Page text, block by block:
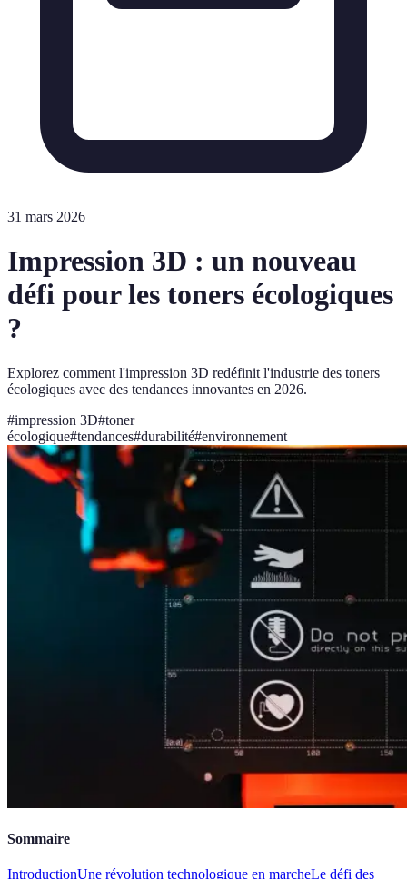
31 mars 2026
Impression 3D : un nouveau
défi pour les toners écologiques
?
Explorez comment l'impression 3D redéfinit l'industrie des toners
écologiques avec des tendances innovantes en 2026.
#impression 3D#toner
écologique#tendances#durabilité#environnement
Sommaire
IntroductionUne révolution technologique en marcheLe défi des